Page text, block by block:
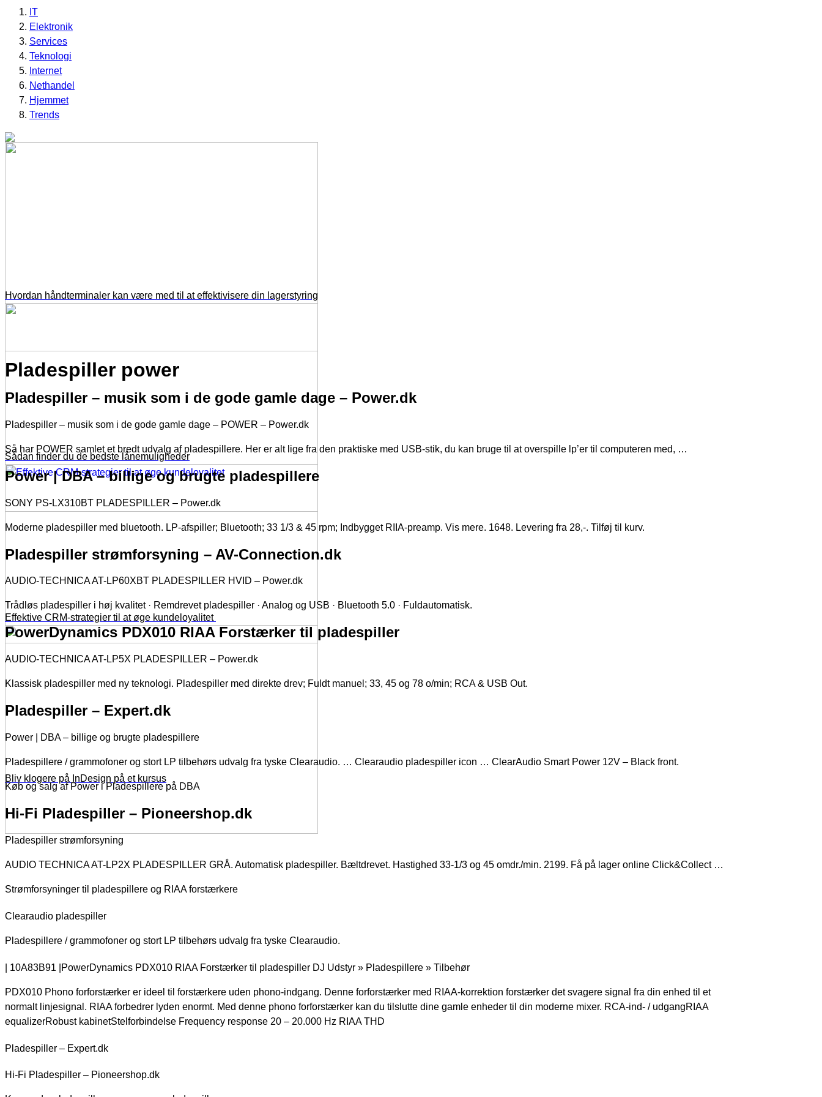
IT
Elektronik
Services
Teknologi
Internet
Nethandel
Hjemmet
Trends
Hvordan håndterminaler kan være med til at effektivisere din lagerstyring
Sådan finder du de bedste lånemuligheder
Effektive CRM-strategier til at øge kundeloyalitet
Bliv klogere på InDesign på et kursus
Pladespiller power
Pladespiller – musik som i de gode gamle dage – Power.dk
Pladespiller – musik som i de gode gamle dage – POWER – Power.dk
Så har POWER samlet et bredt udvalg af pladespillere. Her er alt lige fra den praktiske med USB-stik, du kan bruge til at overspille lp’er til computeren med, …
Power | DBA – billige og brugte pladespillere
SONY PS-LX310BT PLADESPILLER – Power.dk
Moderne pladespiller med bluetooth. LP-afspiller; Bluetooth; 33 1/3 & 45 rpm; Indbygget RIIA-preamp. Vis mere. 1648. Levering fra 28,-. Tilføj til kurv.
Pladespiller strømforsyning – AV-Connection.dk
AUDIO-TECHNICA AT-LP60XBT PLADESPILLER HVID – Power.dk
Trådløs pladespiller i høj kvalitet · Remdrevet pladespiller · Analog og USB · Bluetooth 5.0 · Fuldautomatisk.
PowerDynamics PDX010 RIAA Forstærker til pladespiller
AUDIO-TECHNICA AT-LP5X PLADESPILLER – Power.dk
Klassisk pladespiller med ny teknologi. Pladespiller med direkte drev; Fuldt manuel; 33, 45 og 78 o/min; RCA & USB Out.
Pladespiller – Expert.dk
Power | DBA – billige og brugte pladespillere
Pladespillere / grammofoner og stort LP tilbehørs udvalg fra tyske Clearaudio. … Clearaudio pladespiller icon … ClearAudio Smart Power 12V – Black front.
Køb og salg af Power i Pladespillere på DBA
Hi-Fi Pladespiller – Pioneershop.dk
Pladespiller strømforsyning
AUDIO TECHNICA AT-LP2X PLADESPILLER GRÅ. Automatisk pladespiller. Bæltdrevet. Hastighed 33-1/3 og 45 omdr./min. 2199. Få på lager online Click&Collect …
Strømforsyninger til pladespillere og RIAA forstærkere
Clearaudio pladespiller
Pladespillere / grammofoner og stort LP tilbehørs udvalg fra tyske Clearaudio.
| 10A83B91 |PowerDynamics PDX010 RIAA Forstærker til pladespiller DJ Udstyr » Pladespillere » Tilbehør
PDX010 Phono forforstærker er ideel til forstærkere uden phono-indgang. Denne forforstærker med RIAA-korrektion forstærker det svagere signal fra din enhed til et
normalt linjesignal. RIAA forbedrer lyden enormt. Med denne phono forforstærker kan du tilslutte dine gamle enheder til din moderne mixer. RCA-ind- / udgangRIAA
equalizerRobust kabinetStelforbindelse Frequency response 20 – 20.000 Hz RIAA THD
Pladespiller – Expert.dk
Hi-Fi Pladespiller – Pioneershop.dk